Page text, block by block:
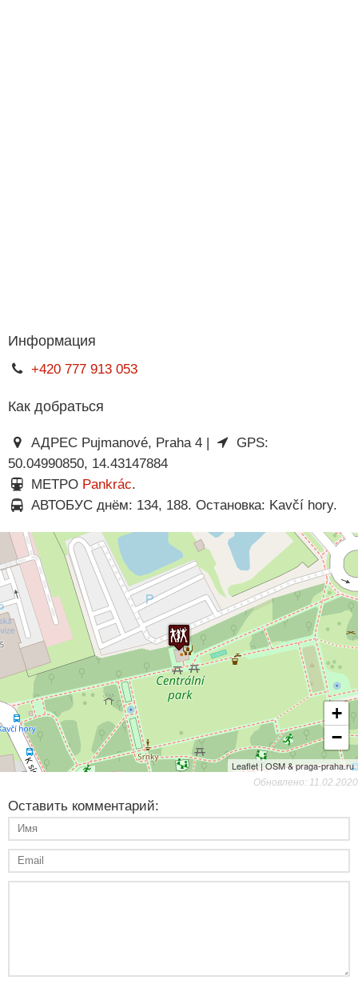
Информация
+420 777 913 053
Как добраться
АДРЕС Pujmanové, Praha 4 |
GPS:
50.04990850, 14.43147884
МЕТРО Pankrác.
АВТОБУС днём: 134, 188. Остановка: Kavčí hory.
+
−
Leaflet | OSM & praga-praha.ru
Обновлено: 11.02.2020
Оставить комментарий: